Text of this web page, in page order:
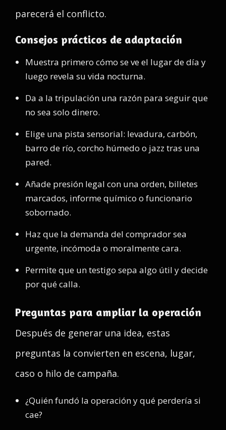
parecerá el conflicto.
Consejos prácticos de adaptación
Muestra primero cómo se ve el lugar de día y
luego revela su vida nocturna.
Da a la tripulación una razón para seguir que
no sea solo dinero.
Elige una pista sensorial: levadura, carbón,
barro de río, corcho húmedo o jazz tras una
pared.
Añade presión legal con una orden, billetes
marcados, informe químico o funcionario
sobornado.
Haz que la demanda del comprador sea
urgente, incómoda o moralmente cara.
Permite que un testigo sepa algo útil y decide
por qué calla.
Preguntas para ampliar la operación
Después de generar una idea, estas
preguntas la convierten en escena, lugar,
caso o hilo de campaña.
¿Quién fundó la operación y qué perdería si
cae?